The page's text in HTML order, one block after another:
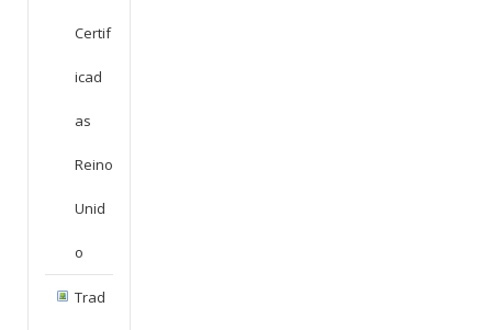
Certif
Icad
As
Reino
Unid
O
Trad